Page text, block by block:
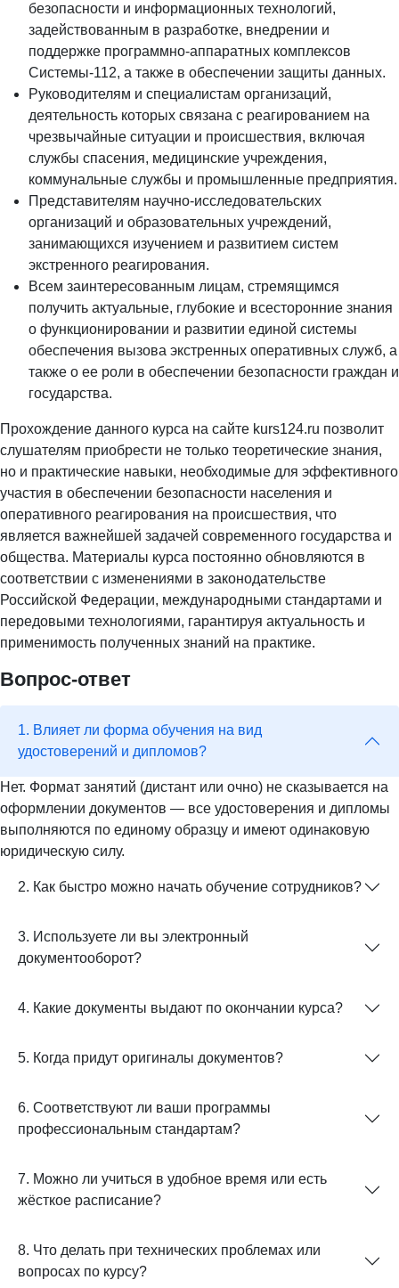
безопасности и информационных технологий,
задействованным в разработке, внедрении и
поддержке программно-аппаратных комплексов
Системы-112, а также в обеспечении защиты данных.
Руководителям и специалистам организаций,
деятельность которых связана с реагированием на
чрезвычайные ситуации и происшествия, включая
службы спасения, медицинские учреждения,
коммунальные службы и промышленные предприятия.
Представителям научно-исследовательских
организаций и образовательных учреждений,
занимающихся изучением и развитием систем
экстренного реагирования.
Всем заинтересованным лицам, стремящимся
получить актуальные, глубокие и всесторонние знания
о функционировании и развитии единой системы
обеспечения вызова экстренных оперативных служб, а
также о ее роли в обеспечении безопасности граждан и
государства.
Прохождение данного курса на сайте kurs124.ru позволит
слушателям приобрести не только теоретические знания,
но и практические навыки, необходимые для эффективного
участия в обеспечении безопасности населения и
оперативного реагирования на происшествия, что
является важнейшей задачей современного государства и
общества. Материалы курса постоянно обновляются в
соответствии с изменениями в законодательстве
Российской Федерации, международными стандартами и
передовыми технологиями, гарантируя актуальность и
применимость полученных знаний на практике.
Вопрос-ответ
1. Влияет ли форма обучения на вид
удостоверений и дипломов?
Нет. Формат занятий (дистант или очно) не сказывается на
оформлении документов — все удостоверения и дипломы
выполняются по единому образцу и имеют одинаковую
юридическую силу.
2. Как быстро можно начать обучение сотрудников?
3. Используете ли вы электронный
документооборот?
4. Какие документы выдают по окончании курса?
5. Когда придут оригиналы документов?
6. Соответствуют ли ваши программы
профессиональным стандартам?
7. Можно ли учиться в удобное время или есть
жёсткое расписание?
8. Что делать при технических проблемах или
вопросах по курсу?